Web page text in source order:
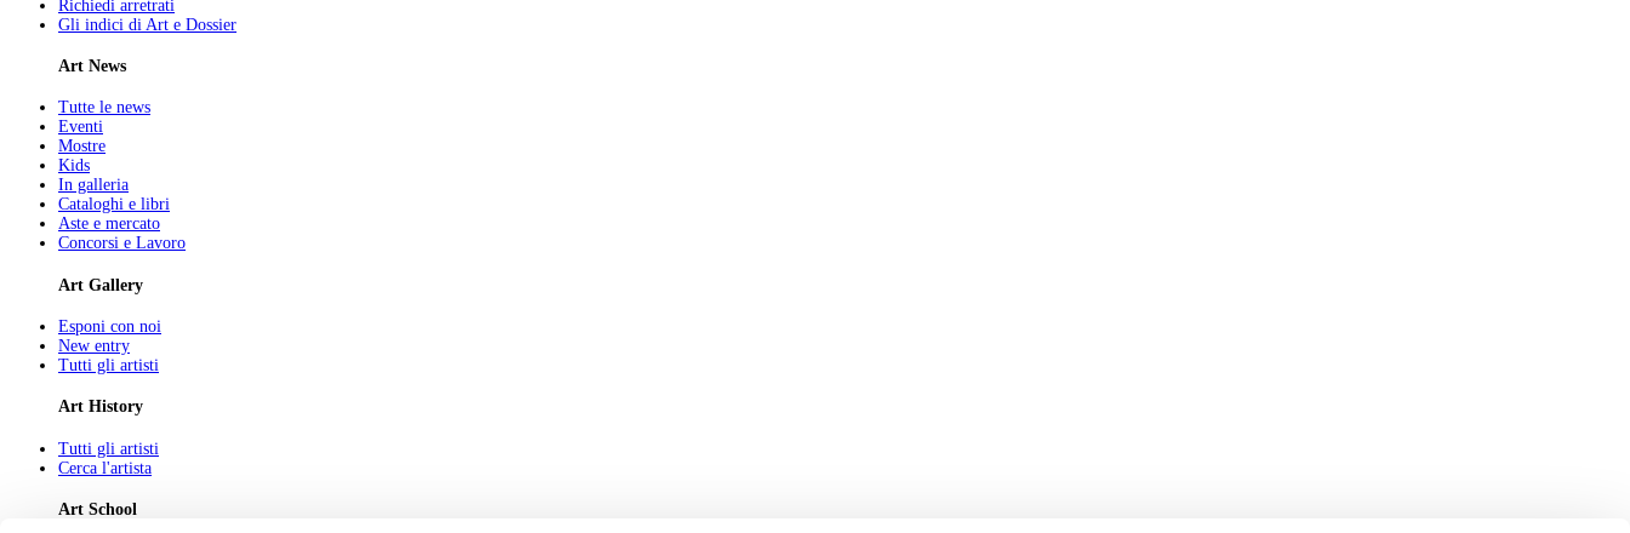
Richiedi arretrati
Gli indici di Art e Dossier
Art News
Tutte le news
Eventi
Mostre
Kids
In galleria
Cataloghi e libri
Aste e mercato
Concorsi e Lavoro
Art Gallery
Esponi con noi
New entry
Tutti gli artisti
Art History
Tutti gli artisti
Cerca l'artista
Art School